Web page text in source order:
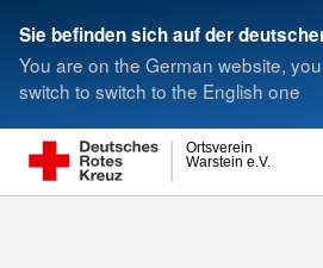
Sie befinden sich auf der
You are on the German website,
switch to switch to the English one
Warstein e.V.
Ortsverein